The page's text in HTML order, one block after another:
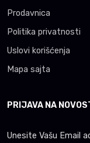
Prodavnica
Politika privatnosti
Uslovi korišćenja
Mapa sajta
PRIJAVA NA
Unesite Vašu Email